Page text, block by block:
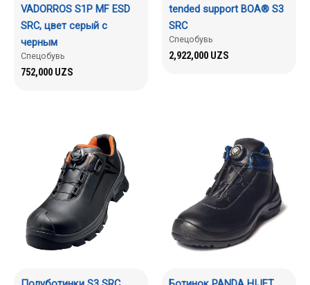
VADORROS S1P MF ESD
SRC, цвет серый с
черным
Спецобувь
752,000 UZS
tended support BOA® S3
SRC
Спецобувь
2,922,000 UZS